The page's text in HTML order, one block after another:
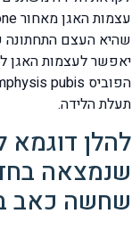
שהיא העצם התחתונה
יאפשר לעצמות האגן
תעלת הלידה.
להלן
שנמצאה
שחשה כאב